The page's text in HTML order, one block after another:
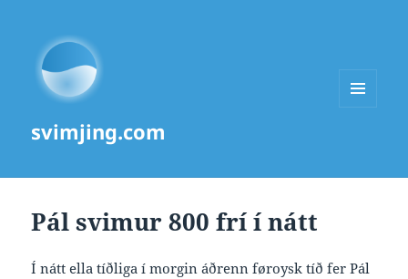
svimjing.com
Pál svimur 800 frí í nátt
Í nátt ella tíðliga í morgin áðrenn føroysk tíð fer Pál